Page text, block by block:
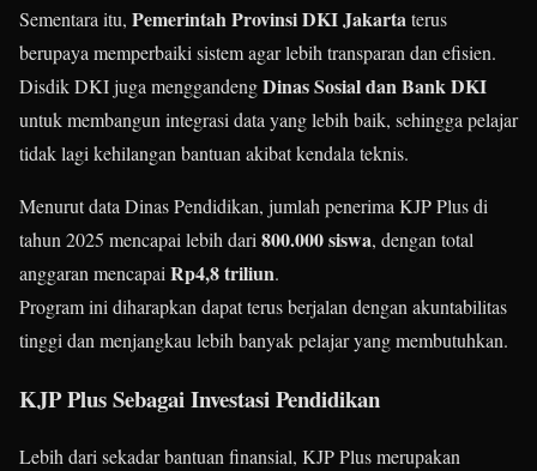
Sementara itu, Pemerintah Provinsi DKI Jakartaterus
berupaya memperbaiki sistem agar lebih transparan dan efisien.
Disdik DKI juga menggandengDinas Sosial dan Bank DKI
untuk membangun integrasi data yang lebih baik, sehingga pelajar
tidak lagi kehilangan bantuan akibat kendala teknis.
Menurut data Dinas Pendidikan, jumlah penerima KJP Plus di
tahun 2025 mencapai lebih dari 800.000 siswa, dengan total
anggaran mencapai Rp4,8 triliun.
Program ini diharapkan dapat terus berjalan dengan akuntabilitas
tinggi dan menjangkau lebih banyak pelajar yang membutuhkan.
KJP Plus Sebagai Investasi Pendidikan
Lebih dari sekadar bantuan finansial, KJP Plus merupakan